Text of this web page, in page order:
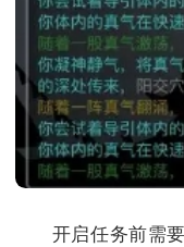
开启任务前需